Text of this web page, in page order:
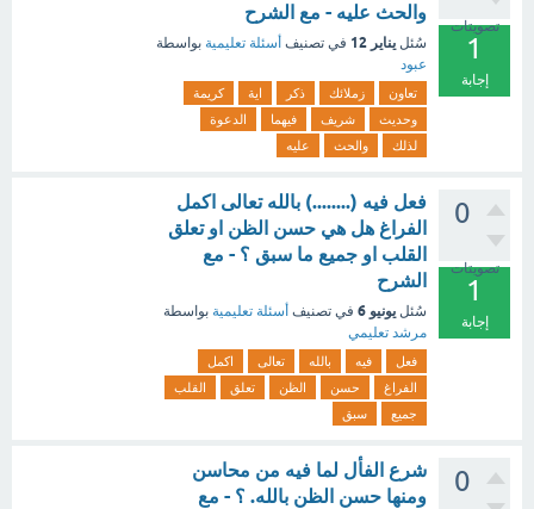
تصويتات
1
إجابة
والحث عليه - مع الشرح
سُئل يناير 12 في تصنيف أسئلة تعليمية بواسطة
عبود
تعاون زملائك ذكر اية
كريمة
وحديث
شريف فيهما
الدعوة
لذلك
والحث عليه
0
تصويتات
1
إجابة
فعل فيه (........) بالله تعالى اكمل
الفراغ هل هي حسن الظن او تعلق
القلب او جميع ما سبق ؟ - مع
الشرح
سُئل يونيو 6 في تصنيف أسئلة تعليمية بواسطة
مرشد تعليمي
فعل فيه بالله تعالى
اكمل
الفراغ
حسن الظن تعلق
القلب
جميع
سبق
0
شرع الفأل لما فيه من محاسن
ومنها حسن الظن بالله. ؟ - مع